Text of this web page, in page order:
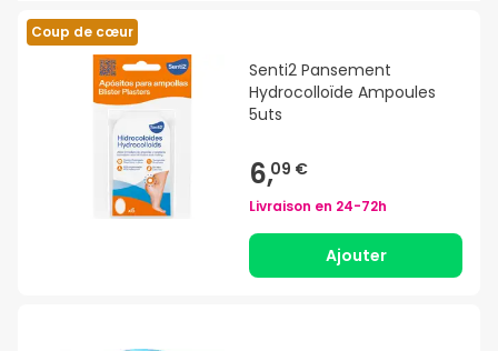
Coup de cœur
Senti2 Pansement
Hydrocolloïde Ampoules
5uts
6,09 €
Livraison en 24-72h
Ajouter